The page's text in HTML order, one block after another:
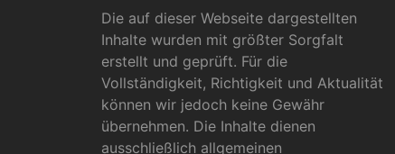
Die auf dieser Webseite dargestellten
Inhalte wurden mit größter Sorgfalt
erstellt und geprüft. Für die
Vollständigkeit, Richtigkeit und Aktualität
können wir jedoch keine Gewähr
übernehmen. Die Inhalte dienen
ausschließlich allgemeinen